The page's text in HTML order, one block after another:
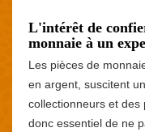
L'intérêt de
monnaie à un
Les pièces de
en argent, suscitent
collectionneurs et des
donc essentiel de ne